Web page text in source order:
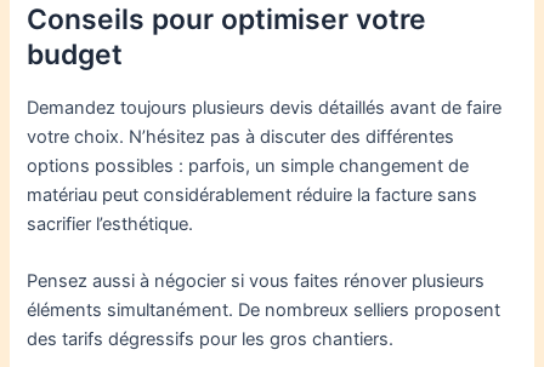
Conseils pour optimiser votre
budget
Demandez toujours plusieurs devis détaillés avant de faire
votre choix. N’hésitez pas à discuter des différentes
options possibles : parfois, un simple changement de
matériau peut considérablement réduire la facture sans
sacrifier l’esthétique.
Pensez aussi à négocier si vous faites rénover plusieurs
éléments simultanément. De nombreux selliers proposent
des tarifs dégressifs pour les gros chantiers.